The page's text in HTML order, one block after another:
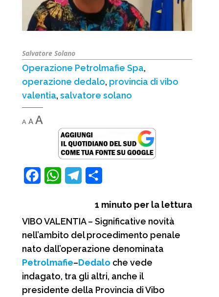
Salvatore Solano
Operazione Petrolmafie Spa,
operazione dedalo, provincia di vibo
valentia, salvatore solano
A
Decrease
font
A
Reset
font
AIncrease
font
size.
e
o
k
W
t
A
p
p
e
r
a
m
n
d
v
i
d
1 minuto per la lettura
VIBO VALENTIA – Significative novità
nell’ambito del procedimento penale
nato dall’operazione denominata
Petrolmafie–Dedalo che vede
indagato, tra gli altri, anche il
presidente della Provincia di Vibo